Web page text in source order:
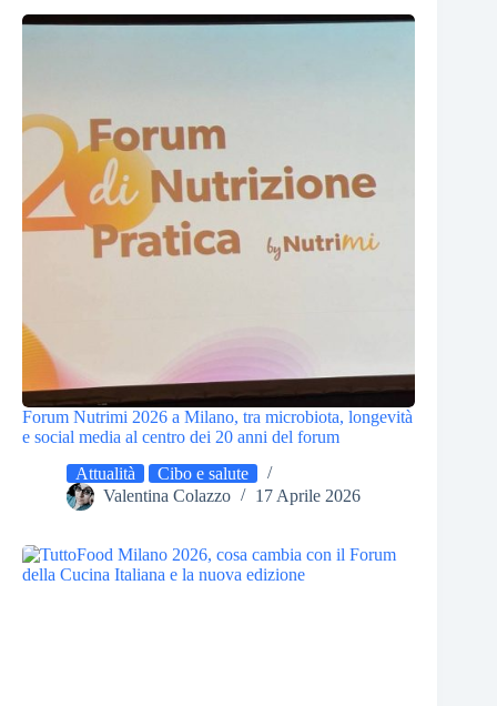
Forum Nutrimi 2026 a Milano, tra microbiota, longevità
e social media al centro dei 20 anni del forum
Attualità
Cibo e salute
Valentina Colazzo
17 Aprile 2026